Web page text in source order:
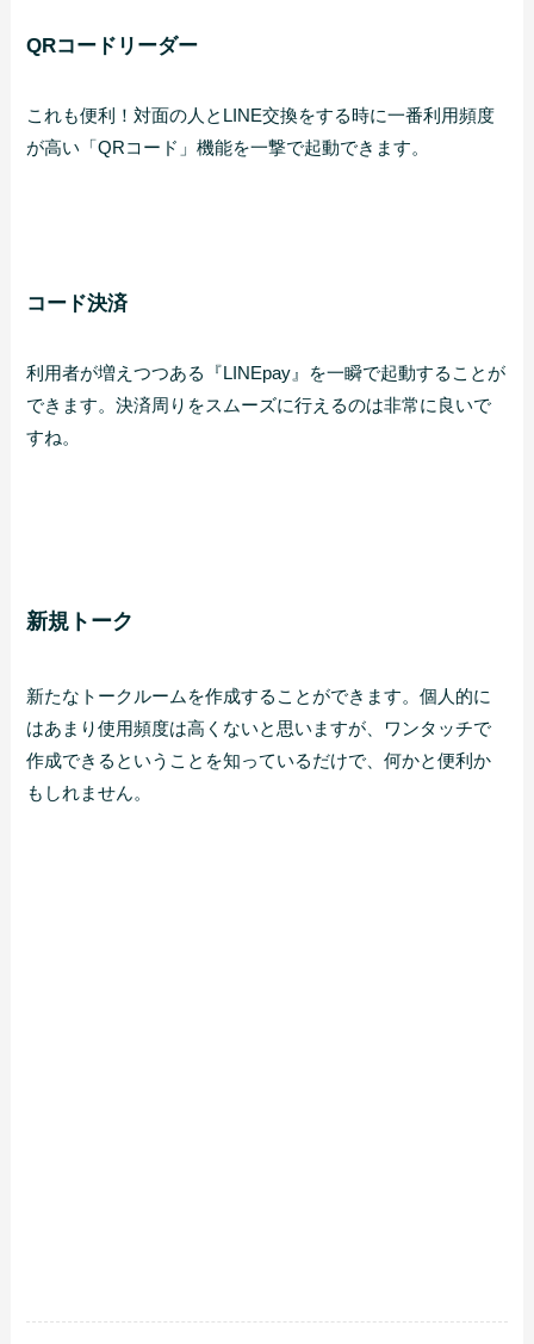
QRコードリーダー
これも便利！対面の人とLINE交換をする時に一番利用頻度
が高い「QRコード」機能を一撃で起動できます。
コード決済
利用者が増えつつある『LINEpay』を一瞬で起動することが
できます。決済周りをスムーズに行えるのは非常に良いで
すね。
新規トーク
新たなトークルームを作成することができます。個人的に
はあまり使用頻度は高くないと思いますが、ワンタッチで
作成できるということを知っているだけで、何かと便利か
もしれません。